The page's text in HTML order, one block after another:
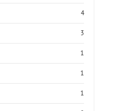
4
3
1
1
1